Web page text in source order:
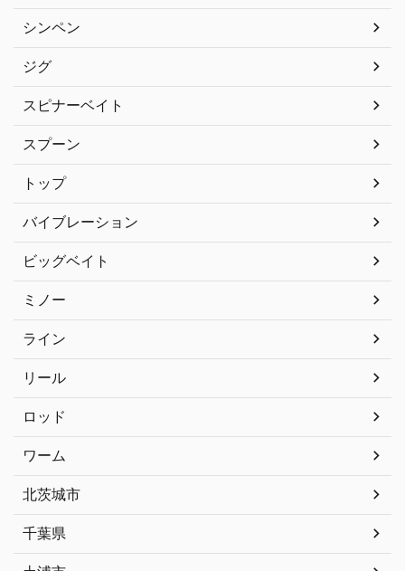
シンペン
ジグ
スピナーベイト
スプーン
トップ
バイブレーション
ビッグベイト
ミノー
ライン
リール
ロッド
ワーム
北茨城市
千葉県